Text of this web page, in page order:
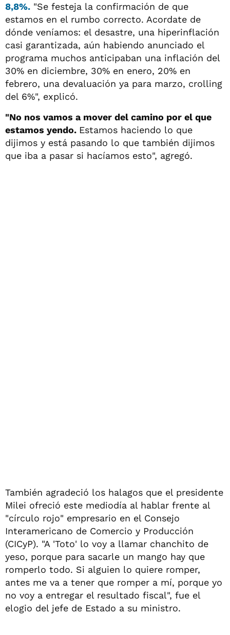
8,8%. "Se festeja la confirmación de que
estamos en el rumbo correcto. Acordate de
dónde veníamos: el desastre, una hiperinflación
casi garantizada, aún habiendo anunciado el
programa muchos anticipaban una inflación del
30% en diciembre, 30% en enero, 20% en
febrero, una devaluación ya para marzo, crolling
del 6%", explicó.
"No nos vamos a mover del camino por el que
estamos yendo. Estamos haciendo lo que
dijimos y está pasando lo que también dijimos
que iba a pasar si hacíamos esto", agregó.
También agradeció los halagos que el presidente
Milei ofreció este mediodía al hablar frente al
"círculo rojo" empresario en el Consejo
Interamericano de Comercio y Producción
(CICyP). "A 'Toto' lo voy a llamar chanchito de
yeso, porque para sacarle un mango hay que
romperlo todo. Si alguien lo quiere romper,
antes me va a tener que romper a mí, porque yo
no voy a entregar el resultado fiscal", fue el
elogio del jefe de Estado a su ministro.